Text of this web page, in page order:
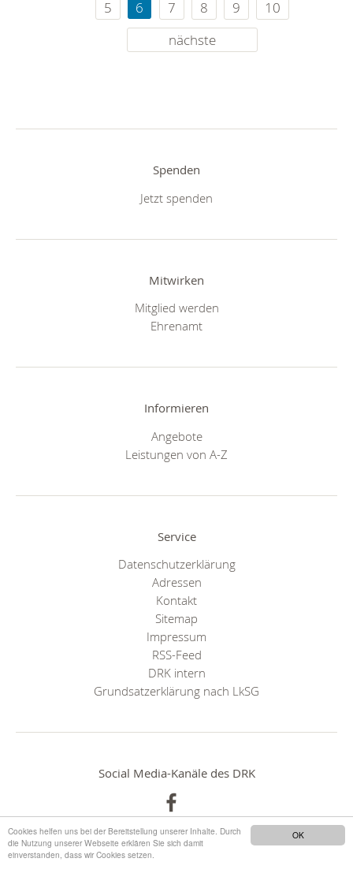
OK
Cookies helfen uns bei der Bereitstellung unserer Inhalte. Durch
die Nutzung unserer Webseite erklären Sie sich damit
einverstanden, dass wir Cookies setzen.
5
6 7 8 9
10
nächste
Spenden
Jetzt spenden
Mitwirken
Mitglied werden
Ehrenamt
Informieren
Angebote
Leistungen von A-Z
Service
Datenschutzerklärung
Adressen
Kontakt
Sitemap
Impressum
RSS-Feed
DRK intern
Grundsatzerklärung nach LkSG
Social Media-Kanäle des DRK